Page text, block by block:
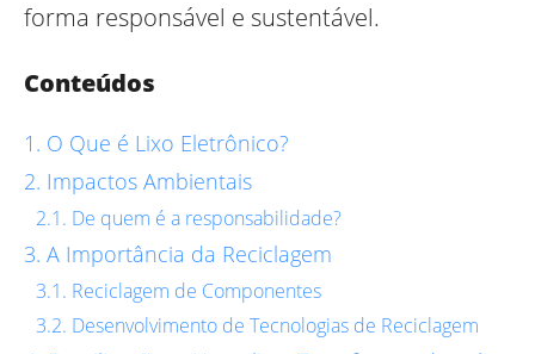
forma responsável e sustentável.
Conteúdos
O Que é Lixo Eletrônico?
Impactos Ambientais
De quem é a responsabilidade?
A Importância da Reciclagem
Reciclagem de Componentes
Desenvolvimento de Tecnologias de Reciclagem